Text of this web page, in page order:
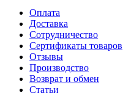
Оплата
Доставка
Сотрудничество
Сертификаты товаров
Отзывы
Производство
Возврат и обмен
Статьи